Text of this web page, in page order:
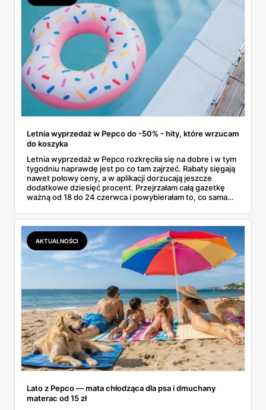
Letnia wyprzedaż w Pepco do -50% - hity, które wrzucam
do koszyka
Letnia wyprzedaż w Pepco rozkręciła się na dobre i w tym
tygodniu naprawdę jest po co tam zajrzeć. Rabaty sięgają
nawet połowy ceny, a w aplikacji dorzucają jeszcze
dodatkowe dziesięć procent. Przejrzałam całą gazetkę
ważną od 18 do 24 czerwca i powybierałam to, co sama
bawełniane ubranka dla dzieci, koszulki z bajkowymi
postaciami. Wszystko z jednej gazetki, bez biegania po
pół mieście.
AKTUALNOŚCI
Lato z Pepco — mata chłodząca dla psa i dmuchany
materac od 15 zł